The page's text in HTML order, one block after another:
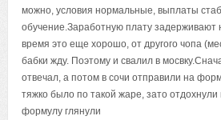
можно, условия нормальные, выплаты
обучение.Заработную плату
время это еще хорошо, от другого чопа
бабки жду. Поэтому и свалил в
отвечал, а потом в сочи отправили на
тяжко было по такой жаре, зато
формулу глянули